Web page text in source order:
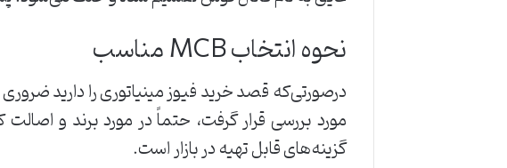
نحوه انتخاب MCB مناسب
درصورتی‌که قصد خرید فیوز مینیاتوری را دارید
مورد بررسی قرار گرفت، حتماً در مورد برند و
گزینه‌های قابل تهیه در بازار است.